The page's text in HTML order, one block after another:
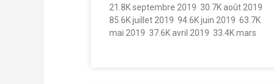
21.8K septembre 2019  30.7K août 2019 
85.6K juillet 2019  94.6K juin 2019  63.7K
mai 2019  37.6K avril 2019  33.4K mars